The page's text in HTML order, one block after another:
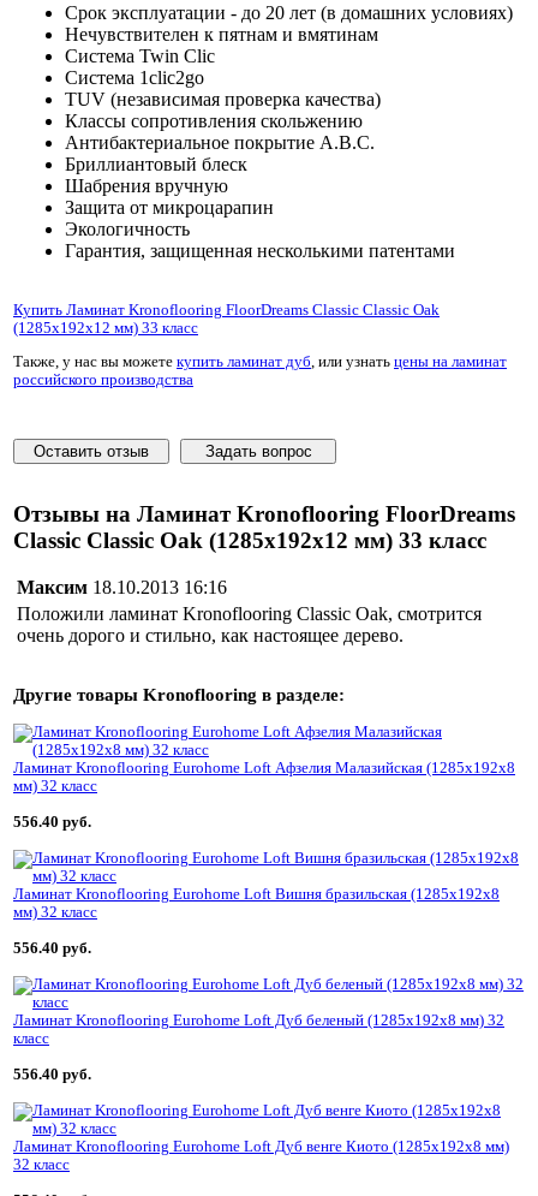
Срок эксплуатации - до 20 лет (в домашних условиях)
Нечувствителен к пятнам и вмятинам
Система Twin Clic
Система 1clic2go
TUV (независимая проверка качества)
Классы сопротивления скольжению
Антибактериальное покрытие A.B.C.
Бриллиантовый блеск
Шабрения вручную
Защита от микроцарапин
Экологичность
Гарантия, защищенная несколькими патентами
Купить Ламинат Kronoflooring FloorDreams Classic Classic Oak
(1285x192x12 мм) 33 класс
Также, у нас вы можете купить ламинат дуб, или узнать цены на ламинат
российского производства
Оставить отзыв Задать вопрос
Отзывы на Ламинат Kronoflooring FloorDreams
Classic Classic Oak (1285x192x12 мм) 33 класс
Максим 18.10.2013 16:16
Положили ламинат Kronoflooring Classic Oak, смотрится
очень дорого и стильно, как настоящее дерево.
Другие товары Kronoflooring в разделе:
Ламинат Kronoflooring Eurohome Loft Афзелия Малазийская (1285x192x8
мм) 32 класс
556.40 руб.
Ламинат Kronoflooring Eurohome Loft Вишня бразильская (1285x192x8
мм) 32 класс
556.40 руб.
Ламинат Kronoflooring Eurohome Loft Дуб беленый (1285x192x8 мм) 32
класс
556.40 руб.
Ламинат Kronoflooring Eurohome Loft Дуб венге Киото (1285x192x8 мм)
32 класс